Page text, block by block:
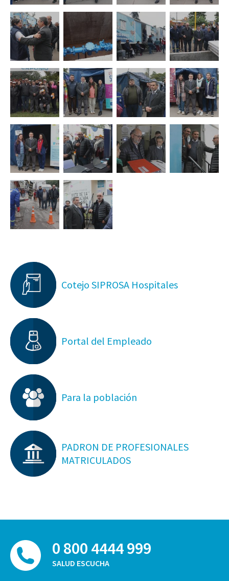
Cotejo SIPROSA Hospitales
Portal del Empleado
Para la población
PADRON DE PROFESIONALES
MATRICULADOS
0 800 4444 999
SALUD ESCUCHA